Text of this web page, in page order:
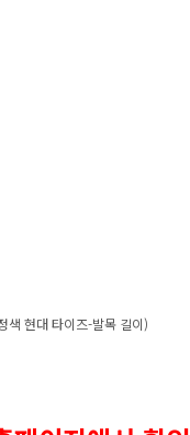
색 현대 타이즈-발목 길이)